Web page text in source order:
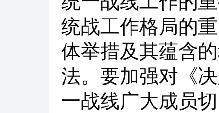
统战工作格局的
体举措及其蕴含
法。要加强对《
一战线广大成员